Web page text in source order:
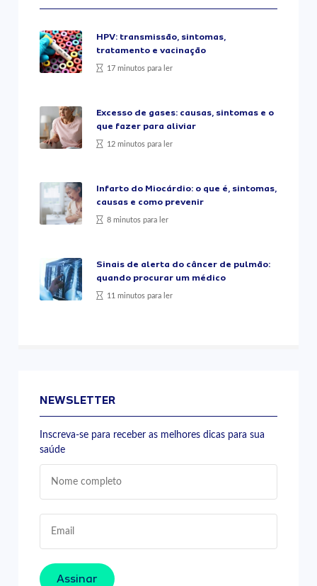
HPV: transmissão, sintomas,
tratamento e vacinação
17 minutos para ler
Excesso de gases: causas, sintomas e o
que fazer para aliviar
12 minutos para ler
Infarto do Miocárdio: o que é, sintomas,
causas e como prevenir
8 minutos para ler
Sinais de alerta do câncer de pulmão:
quando procurar um médico
11 minutos para ler
NEWSLETTER
Inscreva-se para receber as melhores dicas para sua
saúde
Assinar